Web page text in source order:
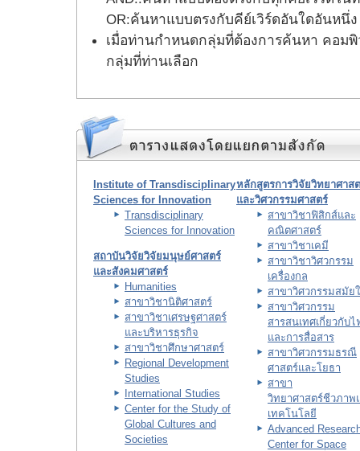
OR:ค้นหาแบบตรงกับคีย์เวิร์ดอันใดอันหนึ่ง
เมื่อท่านกำหนดกลุ่มที่ต้องการค้นหา คอมพิ
กลุ่มที่ท่านเลือก
Institute of Transdisciplinary
Sciences for Innovation
Transdisciplinary
Sciences for Innovation
สถาบันวิจัยวิจัยมนุษย์ศาสตร์
และสังคมศาสตร์
Humanities
สาขาวิชานิติศาสตร์
สาขาวิชาเศรษฐศาสตร์
และบริหารธุรกิจ
สาขาวิชาศึกษาศาสตร์
Regional Development
Studies
International Studies
Center for the Study of
Global Cultures and
Societies
หลักสูตรการวิจัยวิทยาศาส
และวิศวกรรมศาสตร์
สาขาวิชาฟิสิกส์และ
คณิตศาสตร์
สาขาวิชาเคมี
สาขาวิชาวิศวกรรม
เครื่องกล
สาขาวิศวกรรมสมัย
สาขาวิศวกรรม
สารสนเทศเกี่ยวกับ
และการสื่อสาร
สาขาวิศวกรรมธรณี
ศาสตร์และโยธา
สาขา
วิทยาศาสตร์ชีวภาพ
เทคโนโลยี
Advanced
Center for Space